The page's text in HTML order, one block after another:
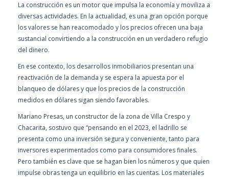
La construcción es un motor que impulsa la economía y moviliza a
diversas actividades. En la actualidad, es una gran opción porque
los valores se han reacomodado y los precios ofrecen una baja
sustancial convirtiendo a la construcción en un verdadero refugio
del dinero.
En ese contexto, los desarrollos inmobiliarios presentan una
reactivación de la demanda y se espera la apuesta por el
blanqueo de dólares y que los precios de la construcción
medidos en dólares sigan siendo favorables.
Mariano Presas, un constructor de la zona de Villa Crespo y
Chacarita, sostuvo que “pensando en el 2023, el ladrillo se
presenta como una inversión segura y conveniente, tanto para
inversores experimentados como para consumidores finales.
Pero también es clave que se hagan bien los números y que quien
impulse obras tenga un equilibrio en las cuentas. Los materiales